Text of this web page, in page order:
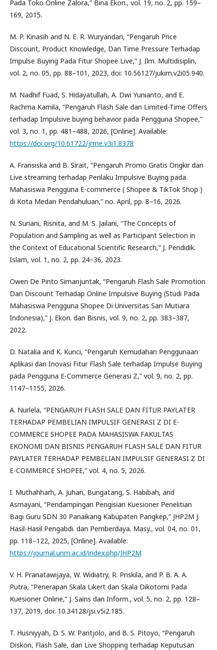
Pada Toko Online Zalora,” Bina Ekon., vol. 19, no. 2, pp. 159–
169, 2015.
M. P. Kinasih and N. E. R. Wuryandari, “Pengaruh Price
Discount, Product Knowledge, Dan Time Pressure Terhadap
Impulse Buying Pada Fitur Shopee Live,” J. Ilm. Multidisiplin,
vol. 2, no. 05, pp. 88–101, 2023, doi: 10.56127/jukim.v2i05.940.
M. Nadhif Fuad, S. Hidayatullah, A. Dwi Yunianto, and E.
Rachma Kamila, “Pengaruh Flash Sale dan Limited-Time Offers
terhadap Impulsive buying behavior pada Pengguna Shopee,”
vol. 3, no. 1, pp. 481–488, 2026, [Online]. Available:
https://doi.org/10.61722/jrme.v3i1.8378
A. Fransiska and B. Sirait, “Pengaruh Promo Gratis Ongkir dan
Live streaming terhadap Perilaku Impulsive Buying pada
Mahasiswa Pengguna E-commerce ( Shopee & TikTok Shop )
di Kota Medan Pendahuluan,” no. April, pp. 8–16, 2026.
N. Suriani, Risnita, and M. S. Jailani, “The Concepts of
Population and Sampling as well as Participant Selection in
the Context of Educational Scientific Research,” J. Pendidik.
Islam, vol. 1, no. 2, pp. 24–36, 2023.
Owen De Pinto Simanjuntak, “Pengaruh Flash Sale Promotion
Dan Discount Terhadap Online Impulsive Buying (Studi Pada
Mahasiswa Pengguna Shopee Di Universitas Sari Mutiara
Indonesia),” J. Ekon. dan Bisnis, vol. 9, no. 2, pp. 383–387,
2022.
D. Natalia and K. Kunci, “Pengaruh Kemudahan Penggunaan
Aplikasi dan Inovasi Fitur Flash Sale terhadap Impulse Buying
pada Pengguna E-Commerce Generasi Z,” vol. 9, no. 2, pp.
1147–1155, 2026.
A. Nurlela, “PENGARUH FLASH SALE DAN FITUR PAYLATER
TERHADAP PEMBELIAN IMPULSIF GENERASI Z DI E-
COMMERCE SHOPEE PADA MAHASISWA FAKULTAS
EKONOMI DAN BISNIS PENGARUH FLASH SALE DAN FITUR
PAYLATER TERHADAP PEMBELIAN IMPULSIF GENERASI Z DI
E-COMMERCE SHOPEE,” vol. 4, no. 5, 2026.
I. Muthahharh, A. Juhari, Bungatang, S. Habibah, and
Asmayani, “Pendampingan Pengisian Kuesioner Penelitian
Bagi Guru SDN 30 Panaikang Kabupaten Pangkep,” JHP2M J.
Hasil-Hasil Pengabdi. dan Pemberdaya. Masy., vol. 04, no. 01,
pp. 118–122, 2025, [Online]. Available:
https://journal.unm.ac.id/index.php/JHP2M
V. H. Pranatawijaya, W. Widiatry, R. Priskila, and P. B. A. A.
Putra, “Penerapan Skala Likert dan Skala Dikotomi Pada
Kuesioner Online,” J. Sains dan Inform., vol. 5, no. 2, pp. 128–
137, 2019, doi: 10.34128/jsi.v5i2.185.
T. Husniyyah, D. S. W. Pantjolo, and B. S. Pitoyo, “Pengaruh
Diskon, Flash Sale, dan Live Shopping terhadap Keputusan